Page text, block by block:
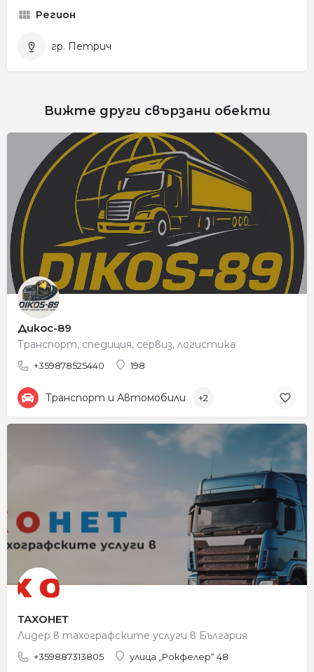
Регион
гр. Петрич
Вижте други свързани обекти
Дикос-89
Транспорт, спедиция, сервиз, логистика
+359878525440 198
Транспорт и Автомобили +2
ТАХОНЕТ
Лидер в тахографските услуги в България
+359887313805 улица „Рокфелер“ 48